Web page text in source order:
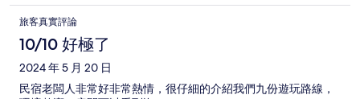
旅客真實評論
10/10 好極了
2024 年 5 月 20 日
民宿老闆人非常好非常熱情，很仔細的介紹我們九份遊玩路線，